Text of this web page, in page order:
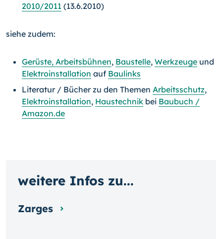
2010/2011 (13.6.2010)
siehe zudem:
Gerüste, Arbeitsbühnen, Baustelle, Werkzeuge und
Elektroinstallation auf Baulinks
Literatur / Bücher zu den Themen Arbeitsschutz,
Elektroinstallation, Haustechnik bei Baubuch /
Amazon.de
weitere Infos zu...
Zarges